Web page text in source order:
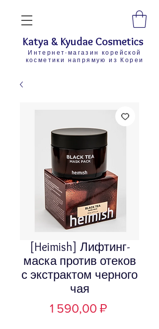
Katya & Kyudae Cosmetics
Интернет-магазин корейской
косметики напрямую из Кореи
[Heimish] Лифтинг-
маска против отеков
с экстрактом черного
чая
1 590,00 ₽Цена